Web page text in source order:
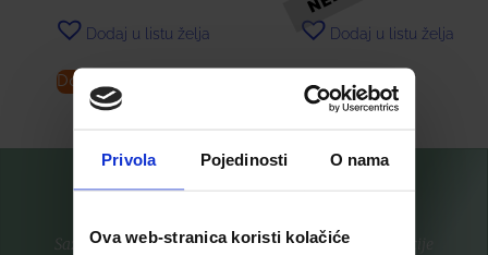
Privola Pojedinosti O nama
Ova web-stranica koristi kolačiće
Dodaj u listu želja
Dodaj u košaricu
Dodaj u listu želja
Pročitaj više
Saznajte prvi za nove proizvode i ekskluzivne promocije